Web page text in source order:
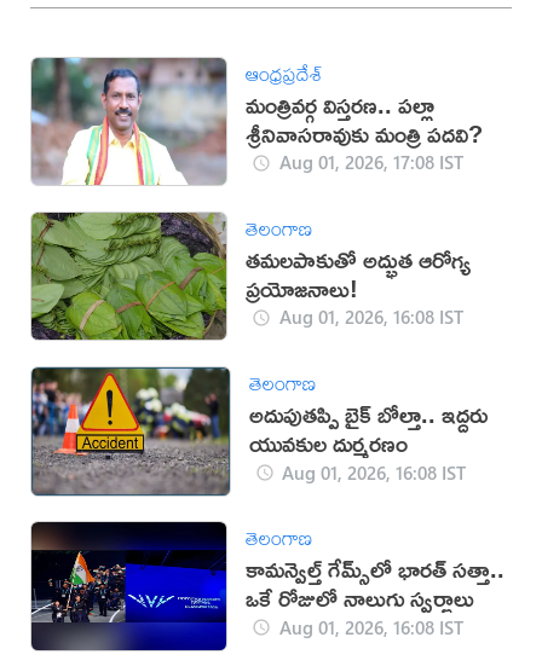
ఆంధ్రప్రదేశ్
మంత్రివర్గ విస్తరణ.. పల్లా
శ్రీనివాసరావుకు మంత్రి పదవి?
Aug 01, 2026, 17:08 IST
తెలంగాణ
తమలపాకుతో అద్భుత ఆరోగ్య
ప్రయోజనాలు!
Aug 01, 2026, 16:08 IST
తెలంగాణ
అదుపుతప్పి బైక్ బోల్తా.. ఇద్దరు
యువకుల దుర్మరణం
Aug 01, 2026, 16:08 IST
తెలంగాణ
కామన్వెల్త్ గేమ్స్‌లో భారత్‌ సత్తా..
ఒకే రోజులో నాలుగు స్వర్ణాలు
Aug 01, 2026, 16:08 IST